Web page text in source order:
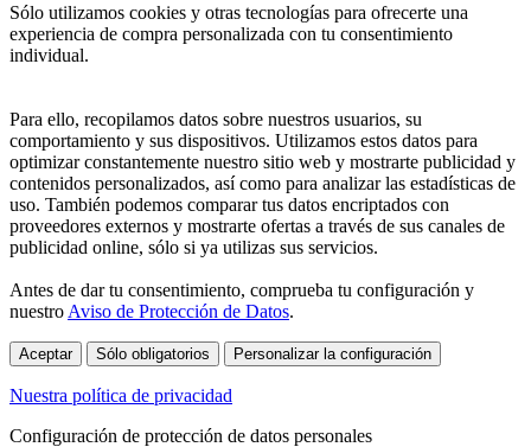
Sólo utilizamos cookies y otras tecnologías para ofrecerte una
experiencia de compra personalizada con tu consentimiento
individual.
Para ello, recopilamos datos sobre nuestros usuarios, su
comportamiento y sus dispositivos. Utilizamos estos datos para
optimizar constantemente nuestro sitio web y mostrarte publicidad y
contenidos personalizados, así como para analizar las estadísticas de
uso. También podemos comparar tus datos encriptados con
proveedores externos y mostrarte ofertas a través de sus canales de
publicidad online, sólo si ya utilizas sus servicios.
Antes de dar tu consentimiento, comprueba tu configuración y
nuestro Aviso de Protección de Datos.
Aceptar Sólo obligatorios Personalizar la configuración
Nuestra política de privacidad
Configuración de protección de datos personales